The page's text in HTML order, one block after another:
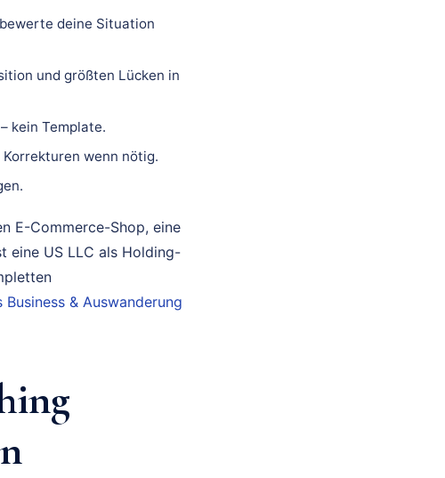
deine Situation
und größten Lücken in
kein Template.
wenn nötig.
E-Commerce-Shop, eine
eine US LLC als Holding-
& Auswanderung